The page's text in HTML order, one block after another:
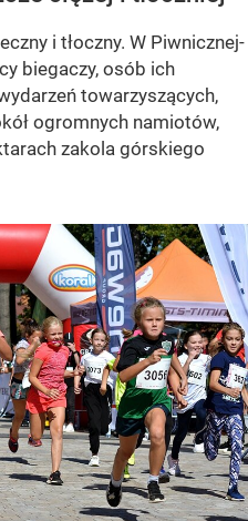
i tłoczny. W Piwnicznej-
biegaczy, osób ich
towarzyszących,
ogromnych namiotów,
zakola górskiego